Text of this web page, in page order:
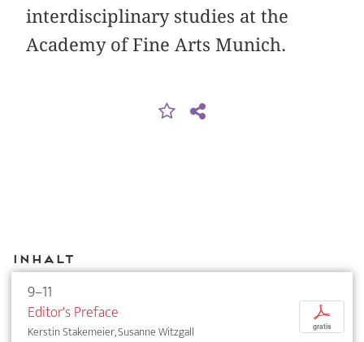
interdisciplinary studies at the
Academy of Fine Arts Munich.
Inhalt
9–11
Editor's Preface
Kerstin Stakemeier, Susanne Witzgall
p
gratis